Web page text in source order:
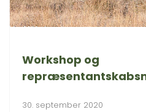
Workshop og
30. september 2020